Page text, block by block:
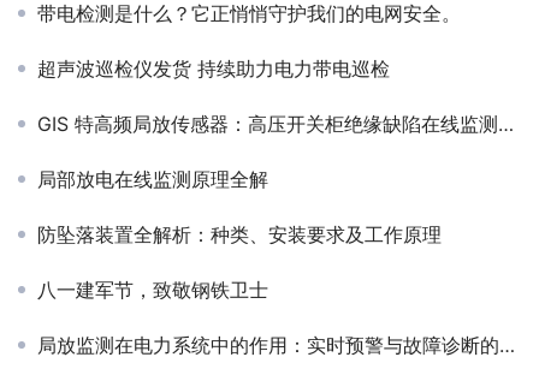
带电检测是什么？它正悄悄守护我们的电网安全。
超声波巡检仪发货 持续助力电力带电巡检
GIS 特高频局放传感器：高压开关柜绝缘缺陷在线监测与智能诊断的利器
局部放电在线监测原理全解
防坠落装置全解析：种类、安装要求及工作原理
八一建军节，致敬钢铁卫士
局放监测在电力系统中的作用：实时预警与故障诊断的关键技术